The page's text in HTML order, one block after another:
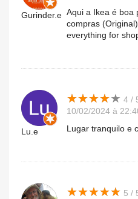
Gurinder.e Aqui a Ikea é boa
compras
everything for
Lu.e
★★★★★
★★★★★ 4 /
10/02/2024 à
Lugar tranquilo e
★★★★★
★★★★★ 5 /